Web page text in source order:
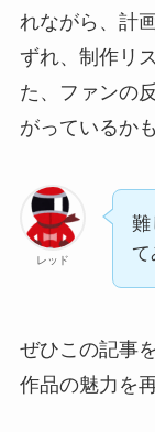
れながら、計
ずれ、制作リ
た、ファンの
がっているか
レッド
難
て
ぜひこの記事
作品の魅力を